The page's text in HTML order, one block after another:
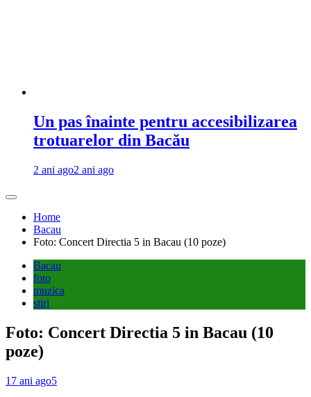
Un pas înainte pentru accesibilizarea
trotuarelor din Bacău
2 ani ago2 ani ago
Home
Bacau
Foto: Concert Directia 5 in Bacau (10 poze)
Bacau
foto
muzica
stiri
Foto: Concert Directia 5 in Bacau (10
poze)
17 ani ago5